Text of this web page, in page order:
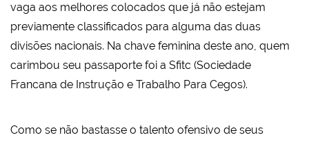
vaga aos melhores colocados que já não estejam
previamente classificados para alguma das duas
divisões nacionais. Na chave feminina deste ano, quem
carimbou seu passaporte foi a Sfitc (Sociedade
Francana de Instrução e Trabalho Para Cegos).
Como se não bastasse o talento ofensivo de seus